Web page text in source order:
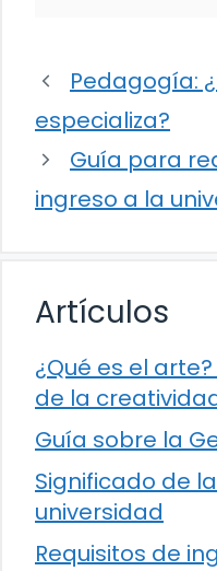
Pedagogía:
especializa?
Guía para
ingreso a la
Artículos
¿Qué es el
de la
Guía sobre la
Significado de
universidad
Requisitos de